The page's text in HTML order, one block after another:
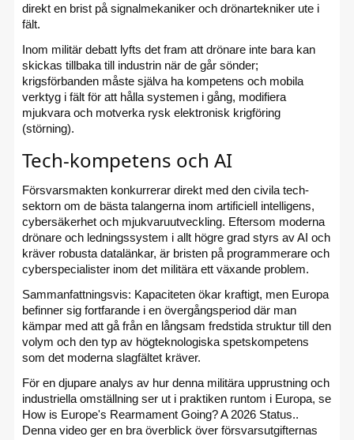
direkt en brist på signalmekaniker och drönartekniker ute i
fält.
Inom militär debatt lyfts det fram att drönare inte bara kan
skickas tillbaka till industrin när de går sönder;
krigsförbanden måste själva ha kompetens och mobila
verktyg i fält för att hålla systemen i gång, modifiera
mjukvara och motverka rysk elektronisk krigföring
(störning).
Tech-kompetens och AI
Försvarsmakten konkurrerar direkt med den civila tech-
sektorn om de bästa talangerna inom artificiell intelligens,
cybersäkerhet och mjukvaruutveckling. Eftersom moderna
drönare och ledningssystem i allt högre grad styrs av AI och
kräver robusta datalänkar, är bristen på programmerare och
cyberspecialister inom det militära ett växande problem.
Sammanfattningsvis: Kapaciteten ökar kraftigt, men Europa
befinner sig fortfarande i en övergångsperiod där man
kämpar med att gå från en långsam fredstida struktur till den
volym och den typ av högteknologiska spetskompetens
som det moderna slagfältet kräver.
För en djupare analys av hur denna militära upprustning och
industriella omställning ser ut i praktiken runtom i Europa, se
How is Europe's Rearmament Going? A 2026 Status..
Denna video ger en bra överblick över försvarsutgifternas